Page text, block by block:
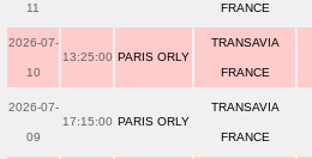
11 FRANCE
2026-07-
10
13:25:00 PARIS ORLY
TRANSAVIA
FRANCE
2026-07-
09
17:15:00 PARIS ORLY
TRANSAVIA
FRANCE